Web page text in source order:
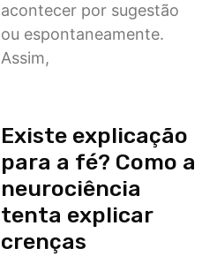
acontecer por sugestão
ou espontaneamente.
Assim,
Existe explicação
para a fé? Como a
neurociência
tenta explicar
crenças